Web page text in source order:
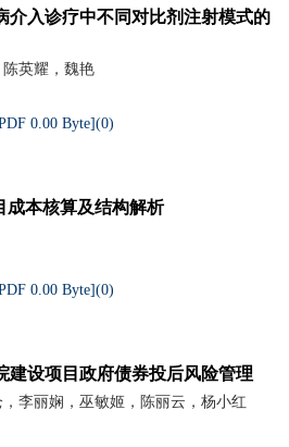
介入诊疗中不同对比剂注射模式的
英耀，魏艳
0.00 Byte](0)
成本核算及结构解析
0.00 Byte](0)
建设项目政府债券投后风险管理
李丽娴，巫敏姬，陈丽云，杨小红